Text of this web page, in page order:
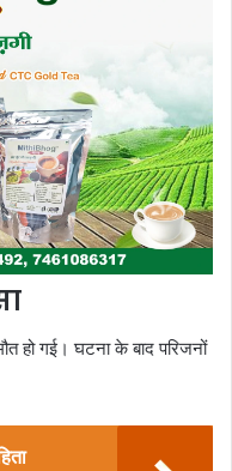
हो गई। घटना के बाद परिजनों